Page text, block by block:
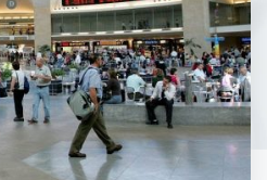
Здоровье и красота
Пресса